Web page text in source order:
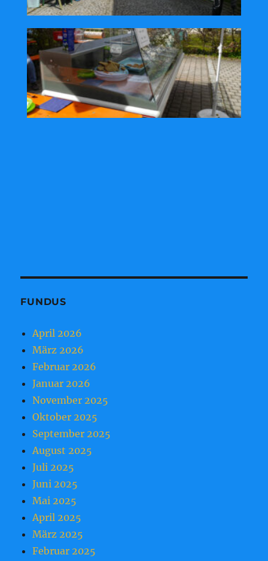
FUNDUS
April 2026
März 2026
Februar 2026
Januar 2026
November 2025
Oktober 2025
September 2025
August 2025
Juli 2025
Juni 2025
Mai 2025
April 2025
März 2025
Februar 2025